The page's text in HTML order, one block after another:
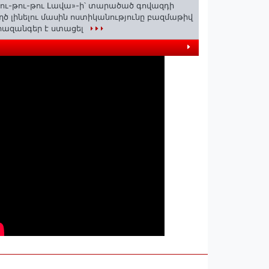
թու-թու Լավա»-ի՝ տարածած գովազդի
լինելու մասին ոստիկանությունը բազմաթիվ
է ստացել